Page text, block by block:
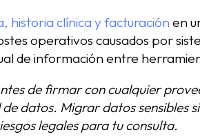
historia clínica y facturación en
operativos causados por
de información entre
de firmar con cualquier
datos. Migrar datos sensibles
legales para tu consulta.